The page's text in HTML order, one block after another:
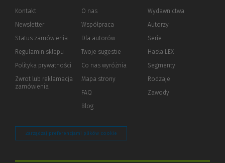
Kontakt
Newsletter
Status zamówienia
Regulamin sklepu
Polityka prywatności (Nowe
(Link
innej
Zwrot lub reklamacja
zamówienia
O nas
Współpraca
Dla autorów(Nowe
(Link
innej
strony)
Twoje sugestie
Co nas wyróżnia
Mapa strony
FAQ
Blog
Wydawnictwa
Autorzy
Serie
Hasła LEX
Segmenty
Rodzaje
Zawody
Zarządzaj preferencjami plików cookie